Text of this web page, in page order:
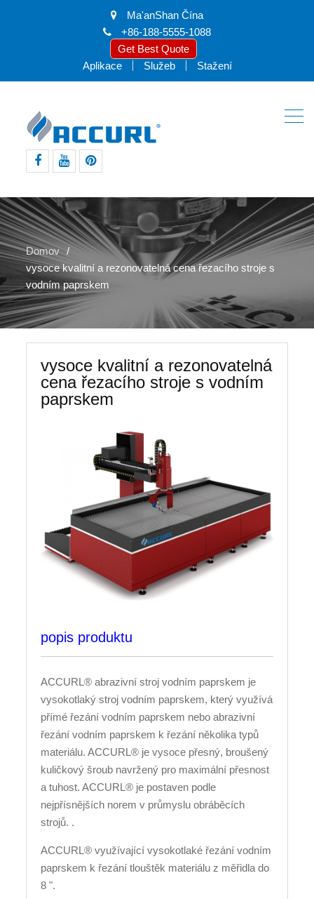
Ma'anShan Čína
+86-188-5555-1088
Get Best Quote
Aplikace
Služeb Stažení
Domov
vysoce kvalitní a rezonovatelná cena řezacího stroje s
vodním paprskem
vysoce kvalitní a rezonovatelná
cena řezacího stroje s vodním
paprskem
popis produktu
ACCURL® abrazivní stroj vodním paprskem je
vysokotlaký stroj vodním paprskem, který využívá
přímé řezání vodním paprskem nebo abrazivní
řezání vodním paprskem k řezání několika typů
materiálu. ACCURL® je vysoce přesný, broušený
kuličkový šroub navržený pro maximální přesnost
a tuhost. ACCURL® je postaven podle
nejpřísnějších norem v průmyslu obráběcích
strojů. .
ACCURL® využívající vysokotlaké řezání vodním
paprskem k řezání tlouštěk materiálu z měřidla do
8 ".